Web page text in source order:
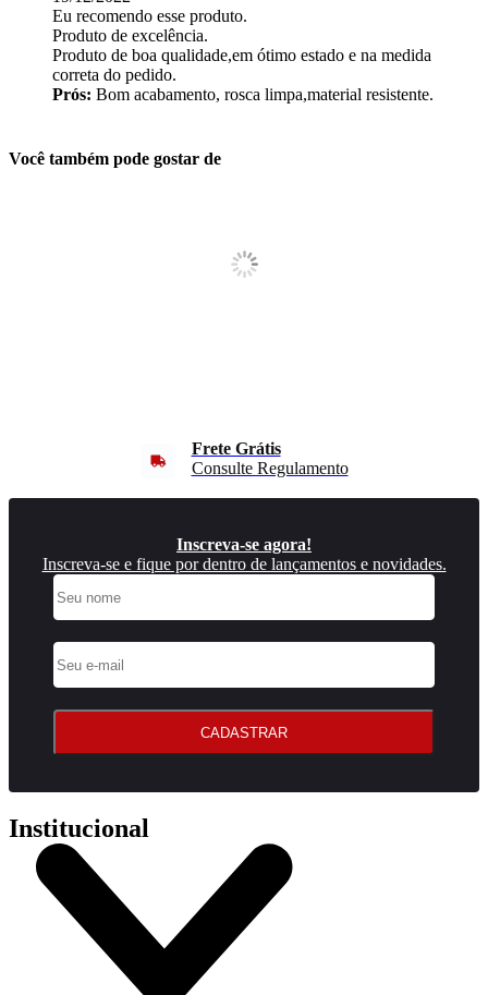
Eu recomendo esse produto.
Produto de excelência.
Produto de boa qualidade,em ótimo estado e na medida
correta do pedido.
Prós: Bom acabamento, rosca limpa,material resistente.
Você também pode gostar de
Frete Grátis
Consulte Regulamento
Inscreva-se agora!
Inscreva-se e fique por dentro de lançamentos e novidades.
CADASTRAR
Institucional